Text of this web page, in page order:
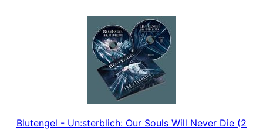
Blutengel - Un:sterblich: Our Souls Will Never Die (2